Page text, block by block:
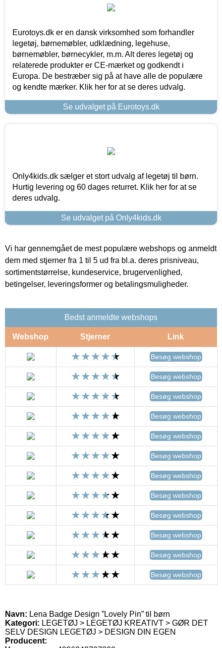
Eurotoys.dk er en dansk virksomhed som forhandler
legetøj, børnemøbler, udklædning, legehuse,
børnemøbler, børnecykler, m.m. Alt deres legetøj og
relaterede produkter er CE-mærket og godkendt i
Europa. De bestræber sig på at have alle de populære
og kendte mærker. Klik her for at se deres udvalg.
Se udvalget på Eurotoys.dk
Only4kids.dk sælger et stort udvalg af legetøj til børn.
Hurtig levering og 60 dages returret. Klik her for at se
deres udvalg.
Se udvalget på Only4kids.dk
Vi har gennemgået de mest populære webshops og anmeldt
dem med stjerner fra 1 til 5 ud fra bl.a. deres prisniveau,
sortimentstørrelse, kundeservice, brugervenlighed,
betingelser, leveringsformer og betalingsmuligheder.
Bedst anmeldte webshops
Webshop Stjerner Link
Besøg webshop
Besøg webshop
Besøg webshop
Besøg webshop
Besøg webshop
Besøg webshop
Besøg webshop
Besøg webshop
Besøg webshop
Besøg webshop
Besøg webshop
Besøg webshop
Navn: Lena Badge Design ”Lovely Pin” til børn
Kategori: LEGETØJ > LEGETØJ KREATIVT > GØR DET
SELV DESIGN LEGETØJ > DESIGN DIN EGEN
Producent: